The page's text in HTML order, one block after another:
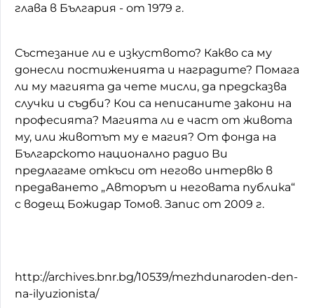
глава в България - от 1979 г.
Състезание ли е изкуството? Какво са му
донесли постиженията и наградите? Помага
ли му магията да чете мисли, да предсказва
случки и съдби? Кои са неписаните закони на
професията? Магията ли е част от живота
му, или животът му е магия? От фонда на
Българското национално радио Ви
предлагаме откъси от негово интервю в
предаването „Авторът и неговата публика“
с водещ Божидар Томов. Запис от 2009 г.
http://archives.bnr.bg/10539/mezhdunaroden-den-
na-ilyuzionista/